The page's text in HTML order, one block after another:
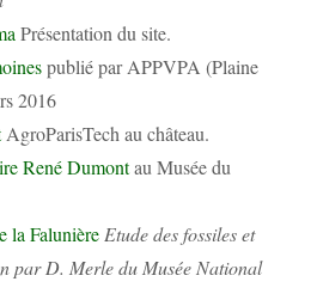
Présentation du site.
publié par APPVPA (Plaine
2016
AgroParisTech au château.
René Dumontau Musée du
la Falunière Etude des fossiles et
par D. Merle du Musée National